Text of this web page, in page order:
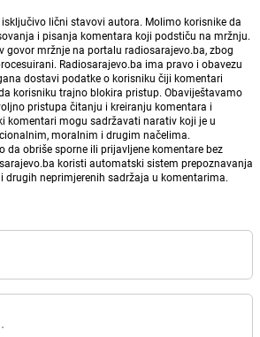
lični stavovi autora. Molimo korisnike da
i pisanja komentara koji podstiču na mržnju.
govor mržnje na portalu radiosarajevo.ba, zbog
Radiosarajevo.ba ima pravo i obavezu
dostavi podatke o korisniku čiji komentari
korisniku trajno blokira pristup. Obaviještavamo
pristupa čitanju i kreiranju komentara i
komentari mogu sadržavati narativ koji je u
moralnim i drugim načelima.
da obriše sporne ili prijavljene komentare bez
koristi automatski sistem prepoznavanja
drugih neprimjerenih sadržaja u komentarima.